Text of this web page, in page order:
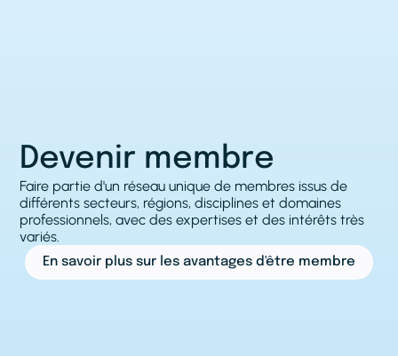
Devenir membre
Faire partie d'un réseau unique de membres issus de
différents secteurs, régions, disciplines et domaines
professionnels, avec des expertises et des intérêts très
variés.
En savoir plus sur les avantages d'être membre